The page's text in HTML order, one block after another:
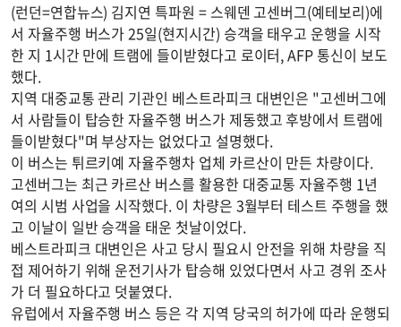
(런던=연합뉴스) 김지연 특파원 = 스웨덴 고센버그(예테보리)에
서 자율주행 버스가 25일(현지시간) 승객을 태우고 운행을 시작
한 지 1시간 만에 트램에 들이받혔다고 로이터, AFP 통신이 보도
했다.
지역 대중교통 관리 기관인 베스트라피크 대변인은 "고센버그에
서 사람들이 탑승한 자율주행 버스가 제동했고 후방에서 트램에
들이받혔다"며 부상자는 없었다고 설명했다.
이 버스는 튀르키예 자율주행차 업체 카르산이 만든 차량이다.
고센버그는 최근 카르산 버스를 활용한 대중교통 자율주행 1년
여의 시범 사업을 시작했다. 이 차량은 3월부터 테스트 주행을 했
고 이날이 일반 승객을 태운 첫날이었다.
베스트라피크 대변인은 사고 당시 필요시 안전을 위해 차량을 직
접 제어하기 위해 운전기사가 탑승해 있었다면서 사고 경위 조사
가 더 필요하다고 덧붙였다.
유럽에서 자율주행 버스 등은 각 지역 당국의 허가에 따라 운행되